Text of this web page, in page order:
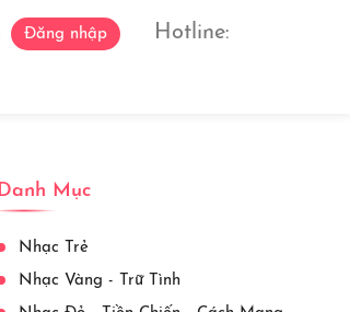
Đăng nhập Hotline:
Danh Mục
Nhạc Trẻ
Nhạc Vàng - Trữ Tình